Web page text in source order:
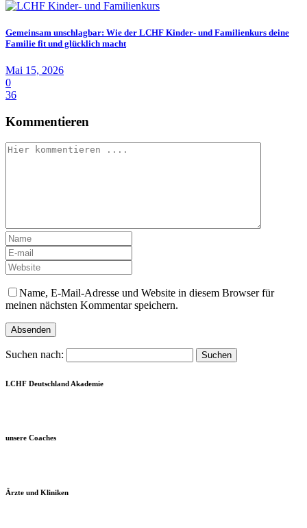
Gemeinsam unschlagbar: Wie der LCHF Kinder- und Familienkurs deine
Familie fit und glücklich macht
Mai 15, 2026
0
36
Kommentieren
Name, E-Mail-Adresse und Website in diesem Browser für
meinen nächsten Kommentar speichern.
Suchen nach:
LCHF Deutschland Akademie
unsere Coaches
Ärzte und Kliniken